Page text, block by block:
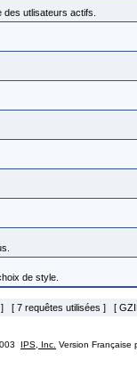
utlisateurs actifs.
de style.
] [ 7 requêtes utilisées ] [
IPS, Inc. Version Française